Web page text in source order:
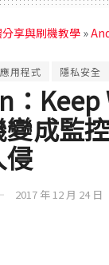
享與刷機教學»
應用程式 隱私安全
：
成監
侵
2017 年 12 月 24 日